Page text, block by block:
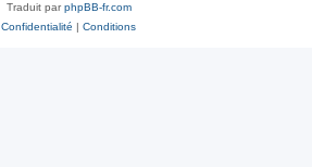
Traduit parphpBB-fr.com
Confidentialité | Conditions